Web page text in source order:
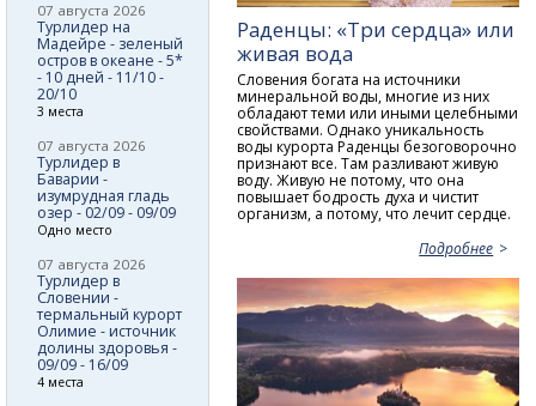
Раденцы: «Три сердца» или
живая вода
Словения богата на источники
минеральной воды, многие из них
обладают теми или иными целебными
свойствами. Однако уникальность
воды курорта Раденцы безоговорочно
признают все. Там разливают живую
воду. Живую не потому, что она
повышает бодрость духа и чистит
организм, а потому, что лечит сердце.
Подробнее
07 августа 2026
Турлидер на
Мадейре - зеленый
остров в океане - 5*
- 10 дней - 11/10 -
20/10
3 места
07 августа 2026
Турлидер в
Баварии -
изумрудная гладь
озер - 02/09 - 09/09
Одно место
07 августа 2026
Турлидер в
Словении -
термальный курорт
Олимие - источник
долины здоровья -
09/09 - 16/09
4 места